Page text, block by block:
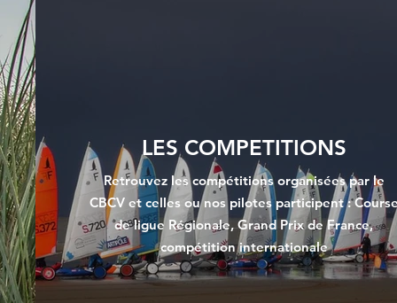
LES COMPETITIONS
Retrouvez les compétitions organisées par le
CBCV et celles ou nos pilotes participent :
de ligue Régionale, Grand Prix de France,
compétition internationale